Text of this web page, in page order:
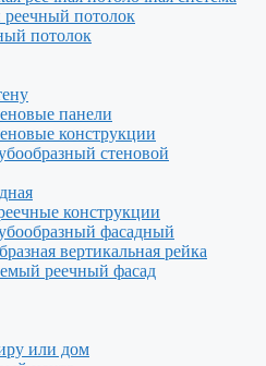
потолок
потолок
панели
конструкции
стеновой
конструкции
фасадный
вертикальная рейка
реечный фасад
или дом